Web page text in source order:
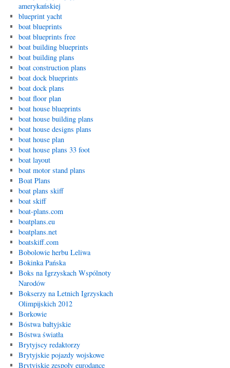
amerykańskiej
blueprint yacht
boat blueprints
boat blueprints free
boat building blueprints
boat building plans
boat construction plans
boat dock blueprints
boat dock plans
boat floor plan
boat house blueprints
boat house building plans
boat house designs plans
boat house plan
boat house plans 33 foot
boat layout
boat motor stand plans
Boat Plans
boat plans skiff
boat skiff
boat-plans.com
boatplans.eu
boatplans.net
boatskiff.com
Bobolowie herbu Leliwa
Bokinka Pańska
Boks na Igrzyskach Wspólnoty
Narodów
Bokserzy na Letnich Igrzyskach
Olimpijskich 2012
Borkowie
Bóstwa bałtyjskie
Bóstwa światła
Brytyjscy redaktorzy
Brytyjskie pojazdy wojskowe
Brytyjskie zespoły eurodance